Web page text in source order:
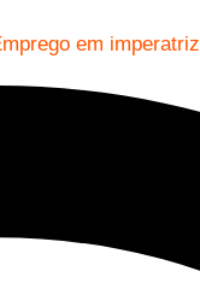
em imperatriz